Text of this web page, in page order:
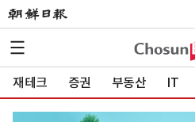
재테크 증권 부동산 IT